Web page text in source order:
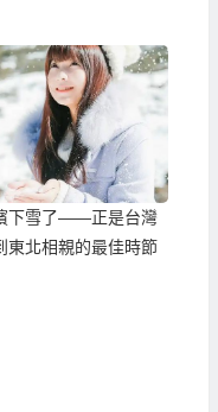
下雪了——正是台灣
東北相親的最佳時節